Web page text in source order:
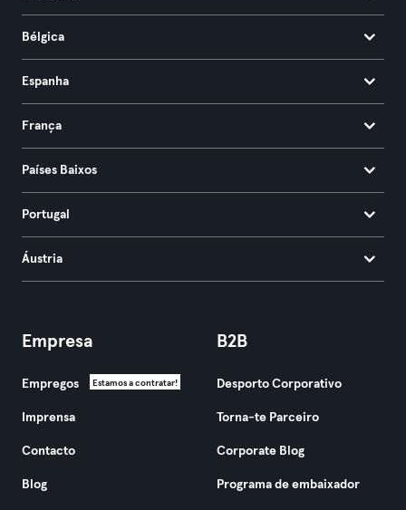
Bélgica
Espanha
França
Países Baixos
Portugal
Áustria
Empresa
Empregos Estamos a contratar!
Imprensa
Contacto
Blog
B2B
Desporto Corporativo
Torna-te Parceiro
Corporate Blog
Programa de embaixador